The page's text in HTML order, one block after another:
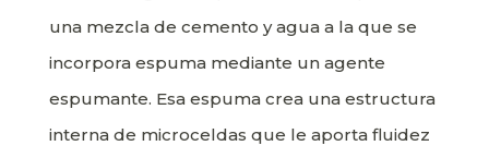
una mezcla de cemento y agua a la que se
incorpora espuma mediante un agente
espumante. Esa espuma crea una estructura
interna de microceldas que le aporta fluidez